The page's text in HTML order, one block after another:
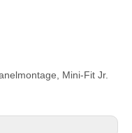
Mini-Fit Jr.